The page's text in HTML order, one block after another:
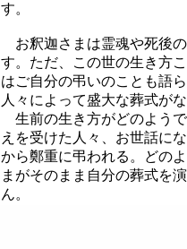
す。
お釈迦さまは霊魂や死後
す。ただ、この世の生き方
はご自分の弔いのことも語
人々によって盛大な葬式が
生前の生き方がどのよう
えを受けた人々、お世話に
から鄭重に弔われる。どの
まがそのまま自分の葬式を
ん。